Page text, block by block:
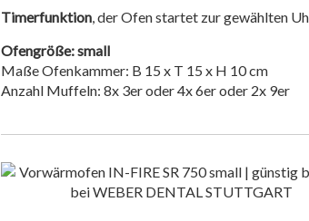
Timerfunktion, der Ofen startet zur gewählten
Ofengröße: small
Maße Ofenkammer: B 15 x T 15 x H 10 cm
Anzahl Muffeln: 8x 3er oder 4x 6er oder 2x 9er